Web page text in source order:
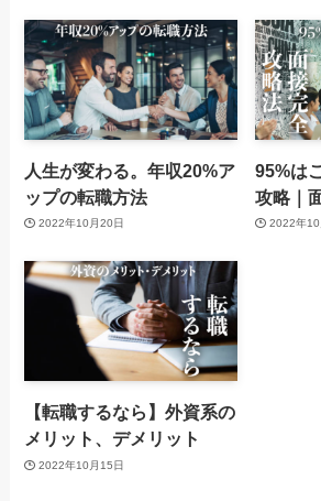
人生が変わる。年収20%ア
ップの転職方法
2022年10月20日
95%は
攻略｜
2022年10
【転職するなら】外資系の
メリット、デメリット
2022年10月15日